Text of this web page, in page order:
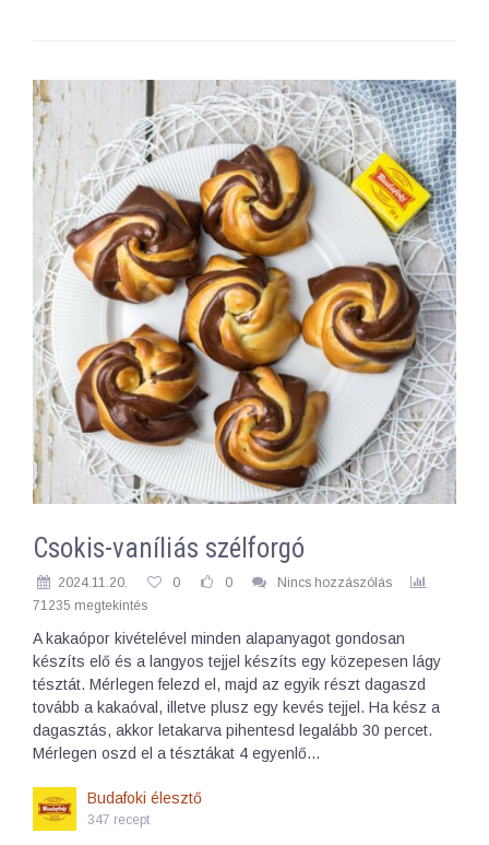
Csokis-vaníliás szélforgó
2024.11.20. 0 0
Nincs hozzászólás
71235 megtekintés
A kakaópor kivételével minden alapanyagot gondosan
készíts elő és a langyos tejjel készíts egy közepesen lágy
tésztát. Mérlegen felezd el, majd az egyik részt dagaszd
tovább a kakaóval, illetve plusz egy kevés tejjel. Ha kész a
dagasztás, akkor letakarva pihentesd legalább 30 percet.
Mérlegen oszd el a tésztákat 4 egyenlő…
Budafoki élesztő
347 recept